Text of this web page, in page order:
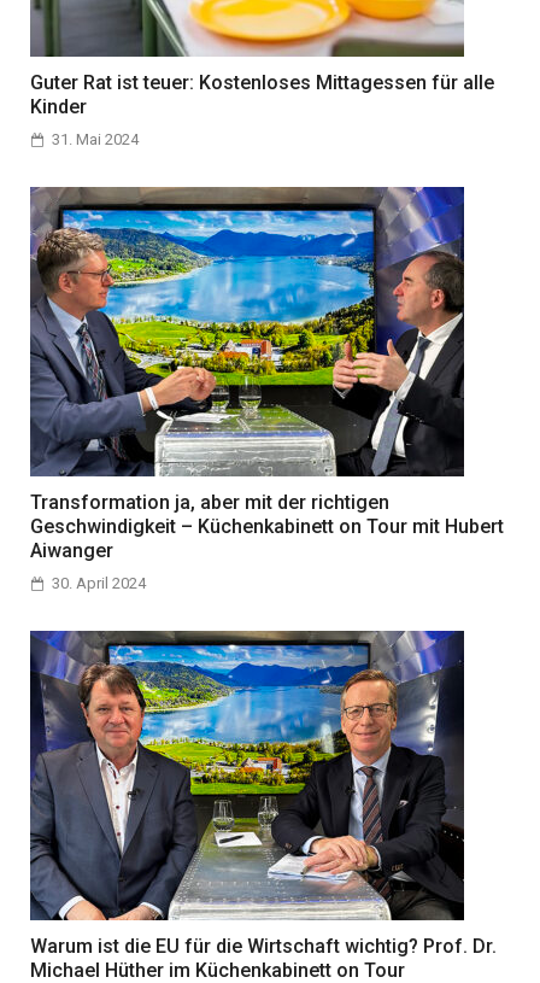
Guter Rat ist teuer: Kostenloses Mittagessen für alle
Kinder
31. Mai 2024
Transformation ja, aber mit der richtigen
Geschwindigkeit – Küchenkabinett on Tour mit Hubert
Aiwanger
30. April 2024
Warum ist die EU für die Wirtschaft wichtig? Prof. Dr.
Michael Hüther im Küchenkabinett on Tour